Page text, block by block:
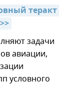
теракт
задачи
авиации,
условного